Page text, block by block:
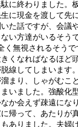
終わりました。
現金を渡して先
話ですが、会議
方達がいるそう
無視されるそうで
なればなるほど
してしまいます
り、しゃがむこ
ました。強酸化
会えず疎遠にな
って、あたりが
りました。夫婦